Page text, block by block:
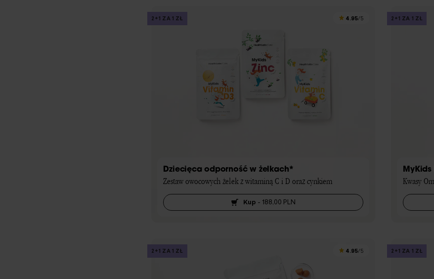
2+1 ZA 1 ZŁ 4.95/5
Dziecięca odporność w żelkach*
Zestaw owocowych żelek z witaminą C i D oraz cynkiem
Kup - 188,00 PLN
2+1 ZA 1 ZŁ
MyKids
Kwasy
2+1 ZA 1 ZŁ 4.95/5 2+1 ZA 1 ZŁ